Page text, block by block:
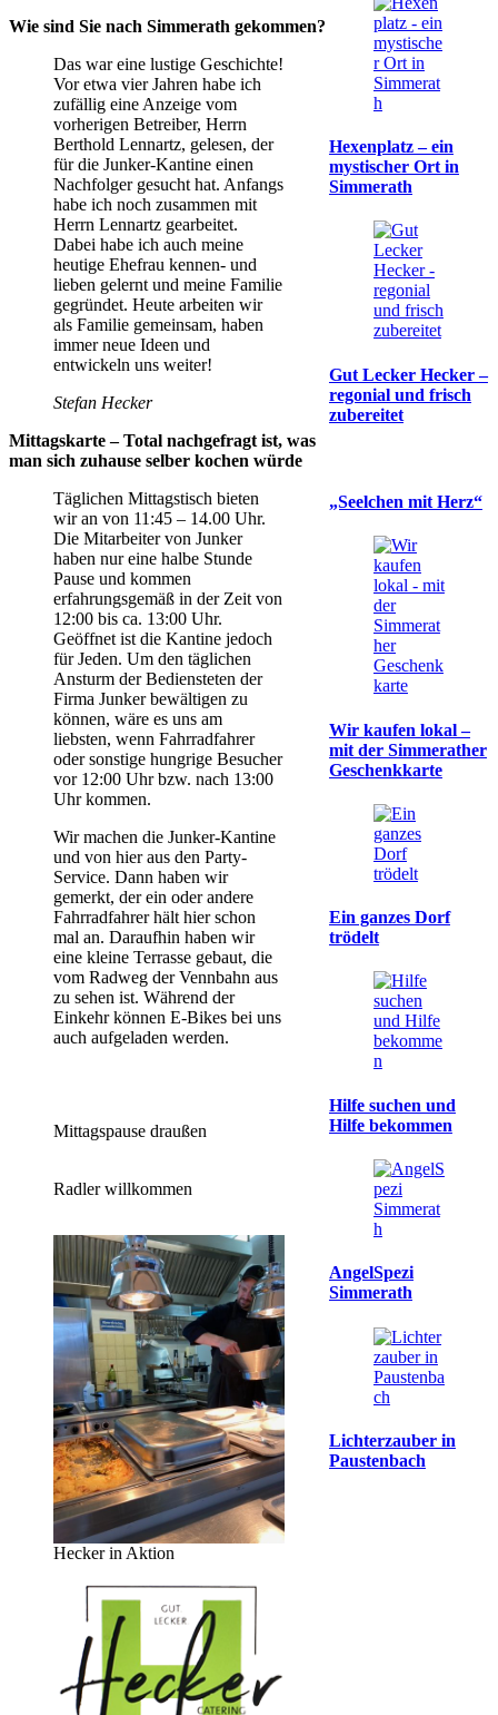
Wie sind Sie nach Simmerath gekommen?
Das war eine lustige Geschichte!
Vor etwa vier Jahren habe ich
zufällig eine Anzeige vom
vorherigen Betreiber, Herrn
Berthold Lennartz, gelesen, der
für die Junker-Kantine einen
Nachfolger gesucht hat. Anfangs
habe ich noch zusammen mit
Herrn Lennartz gearbeitet.
Dabei habe ich auch meine
heutige Ehefrau kennen- und
lieben gelernt und meine Familie
gegründet. Heute arbeiten wir
als Familie gemeinsam, haben
immer neue Ideen und
entwickeln uns weiter!
Stefan Hecker
Mittagskarte – Total nachgefragt ist, was
man sich zuhause selber kochen würde
Täglichen Mittagstisch bieten
wir an von 11:45 – 14.00 Uhr.
Die Mitarbeiter von Junker
haben nur eine halbe Stunde
Pause und kommen
erfahrungsgemäß in der Zeit von
12:00 bis ca. 13:00 Uhr.
Geöffnet ist die Kantine jedoch
für Jeden. Um den täglichen
Ansturm der Bediensteten der
Firma Junker bewältigen zu
können, wäre es uns am
liebsten, wenn Fahrradfahrer
oder sonstige hungrige Besucher
vor 12:00 Uhr bzw. nach 13:00
Uhr kommen.
Wir machen die Junker-Kantine
und von hier aus den Party-
Service. Dann haben wir
gemerkt, der ein oder andere
Fahrradfahrer hält hier schon
mal an. Daraufhin haben wir
eine kleine Terrasse gebaut, die
vom Radweg der Vennbahn aus
zu sehen ist. Während der
Einkehr können E-Bikes bei uns
auch aufgeladen werden.
Mittagspause draußen
Radler willkommen
Hecker in Aktion
Hexenplatz – ein
mystischer Ort in
Simmerath
Gut Lecker Hecker –
regonial und frisch
zubereitet
„Seelchen mit Herz“
Wir kaufen lokal –
mit der Simmerather
Geschenkkarte
Ein ganzes Dorf
trödelt
Hilfe suchen und
Hilfe bekommen
AngelSpezi
Simmerath
Lichterzauber in
Paustenbach